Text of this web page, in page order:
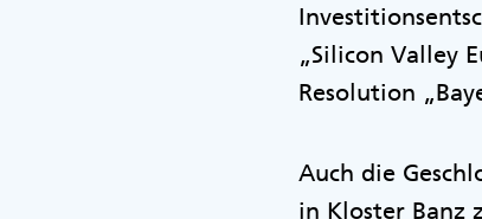
„Silicon Valley
Resolution
Auch die
in Kloster Banz